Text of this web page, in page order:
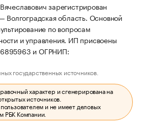
зарегистрирован
область. Основной
по вопросам
и управления. ИП присвоены
и ОГРНИП:
государственных источников.
характер и сгенерирована на
источников.
и не имеет деловых
РБК Компании.